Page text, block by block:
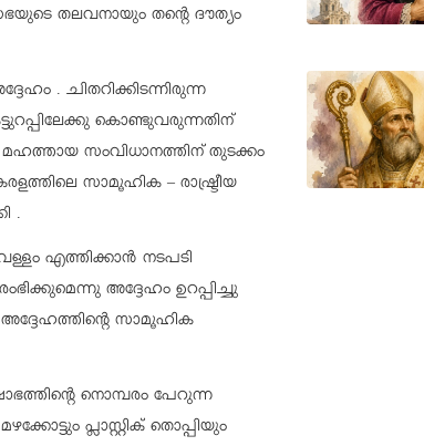
തലവനായും തന്റെ ദൗത്യം
. ചിതറിക്കിടന്നിരുന്ന
കൊണ്ടുവരുന്നതിന്
സംവിധാനത്തിന് തുടക്കം
സാമൂഹിക – രാഷ്ട്രീയ
.
എത്തിക്കാൻ നടപടി
അദ്ദേഹം ഉറപ്പിച്ചു
സാമൂഹിക
നൊമ്പരം പേറുന്ന
പ്ലാസ്റ്റിക് തൊപ്പിയും